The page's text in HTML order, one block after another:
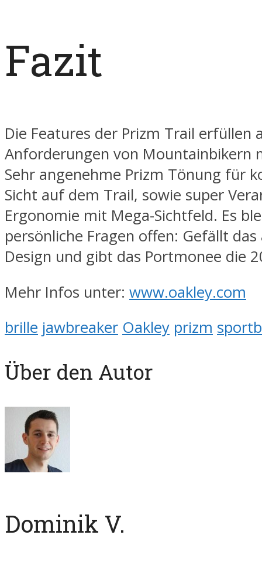
Fazit
Die Features der Prizm Trail erfüllen
Anforderungen von Mountainbikern
Sehr angenehme Prizm Tönung für
Sicht auf dem Trail, sowie super
Ergonomie mit Mega-Sichtfeld. Es
persönliche Fragen offen: Gefällt
Design und gibt das Portmonee die
Mehr Infos unter: www.oakley.com
brille jawbreaker Oakley prizm
Über den Autor
Dominik V.